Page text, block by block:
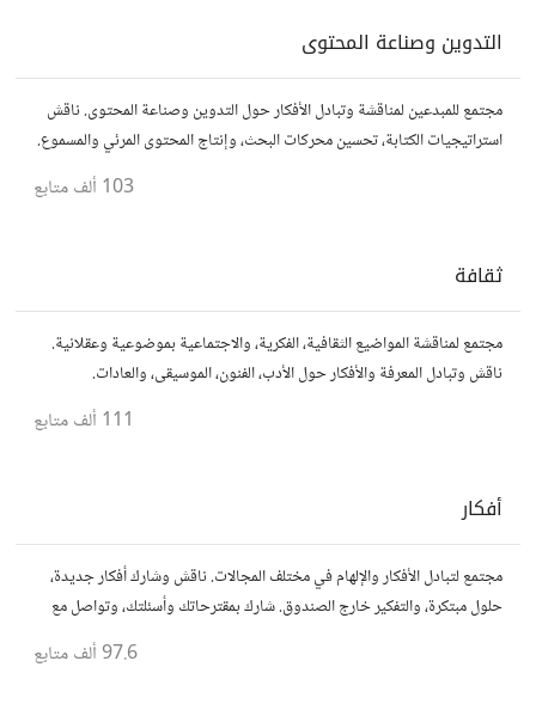
التدوين وصناعة المحتوى
مجتمع للمبدعين لمناقشة وتبادل الأفكار حول التدوين وصناعة المحتوى. ناقش
استراتيجيات الكتابة، تحسين محركات البحث، وإنتاج المحتوى المرئي والمسموع.
103 ألف متابع
ثقافة
مجتمع لمناقشة المواضيع الثقافية، الفكرية، والاجتماعية بموضوعية وعقلانية.
ناقش وتبادل المعرفة والأفكار حول الأدب، الفنون، الموسيقى، والعادات.
111 ألف متابع
أفكار
مجتمع لتبادل الأفكار والإلهام في مختلف المجالات. ناقش وشارك أفكار جديدة،
حلول مبتكرة، والتفكير خارج الصندوق. شارك بمقترحاتك وأسئلتك، وتواصل مع
97.6 ألف متابع